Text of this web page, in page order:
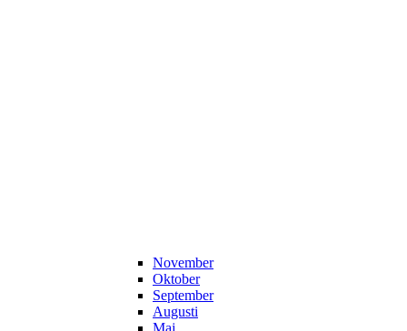
November
Oktober
September
Augusti
Maj